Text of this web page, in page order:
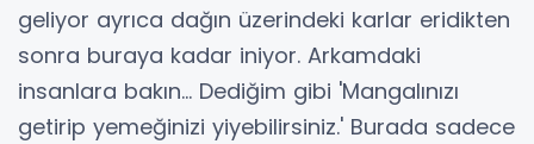
geliyor ayrıca dağın üzerindeki karlar eridikten
sonra buraya kadar iniyor. Arkamdaki
insanlara bakın... Dediğim gibi 'Mangalınızı
getirip yemeğinizi yiyebilirsiniz.' Burada sadece